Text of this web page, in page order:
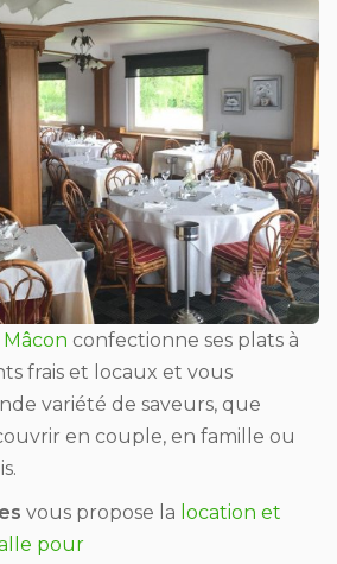
confectionne ses plats à
frais et locaux et vous
variété de saveurs, que
en couple, en famille ou
vous propose la location et
pour